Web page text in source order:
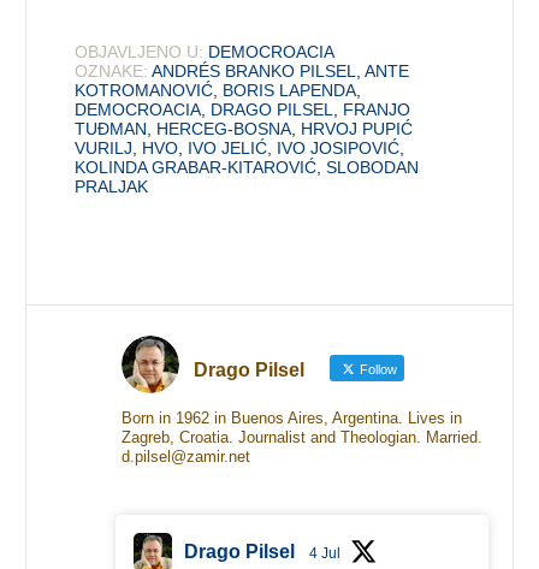
OBJAVLJENO U: DEMOCROACIA
OZNAKE: ANDRÉS BRANKO PILSEL ,ANTE
KOTROMANOVIĆ BORIS LAPENDA
DEMOCROACIA DRAGO PILSEL
FRANJO
TUĐMAN
HERCEG-BOSNA HRVOJ PUPIĆ
VURILJ
HVO IVO JELIĆ IVO JOSIPOVIĆ
KOLINDA GRABAR-KITAROVIĆ ,SLOBODAN
PRALJAK
Drago Pilsel Follow
Born in 1962 in Buenos Aires, Argentina. Lives in
Zagreb, Croatia. Journalist and Theologian. Married.
d.pilsel@zamir.net
Drago Pilsel 4 Jul